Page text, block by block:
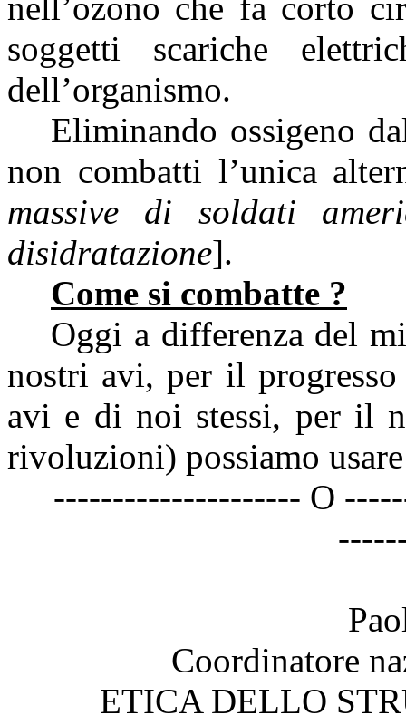
soggetti scariche
dell’organismo.
Eliminando ossigeno
non combatti l’unica
massive di soldati
disidratazione].
Come si combatte ?
Oggi a differenza del
nostri avi, per il
avi e di noi stessi, per il
rivoluzioni) possiamo
--------------------- O
Coordinatore
ETICA DELLO